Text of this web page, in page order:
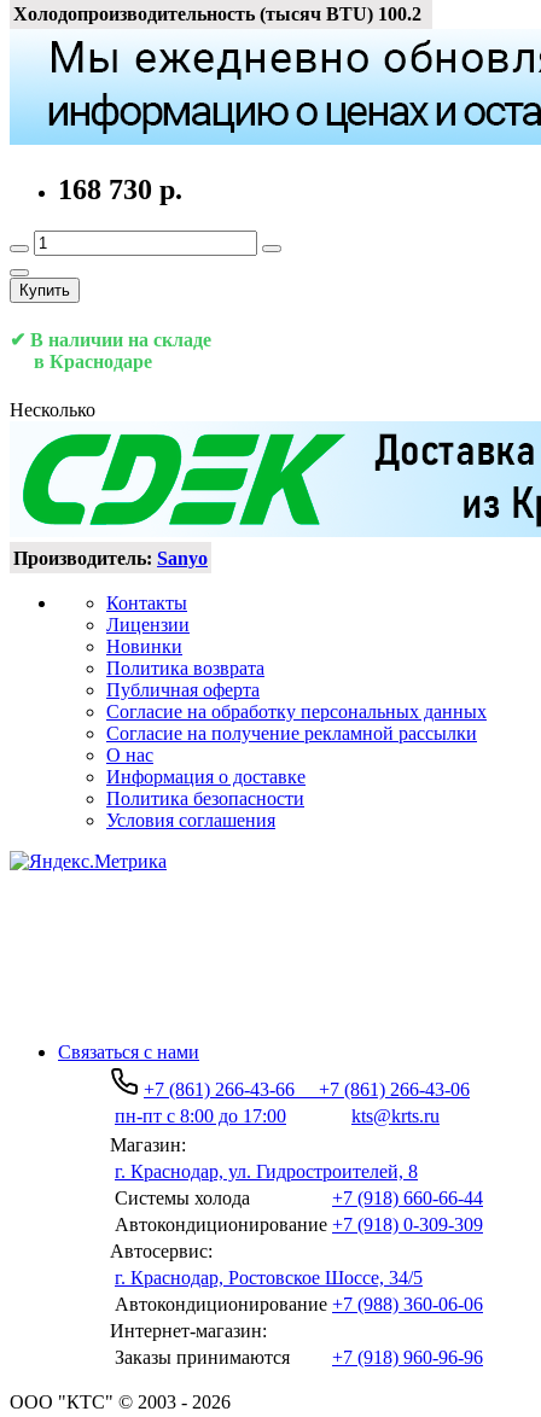
Холодопроизводительность (тысяч BTU) 100.2
168 730 р.
Купить
✔ В наличии на складе
в Краснодаре
Несколько
Производитель: Sanyo
Контакты
Лицензии
Новинки
Политика возврата
Публичная оферта
Согласие на обработку персональных данных
Согласие на получение рекламной рассылки
О нас
Информация о доставке
Политика безопасности
Условия соглашения
Связаться с нами
+7 (861) 266-43-66
+7 (861) 266-43-06
пн-пт с 8:00 до 17:00
kts@krts.ru
Магазин:
г. Краснодар, ул. Гидростроителей, 8
Системы холода
+7 (918) 660-66-44
Автокондиционирование +7 (918) 0-309-309
Автосервис:
г. Краснодар, Ростовское Шоссе, 34/5
Автокондиционирование +7 (988) 360-06-06
Интернет-магазин:
Заказы принимаются
+7 (918) 960-96-96
ООО "КТС" © 2003 - 2026